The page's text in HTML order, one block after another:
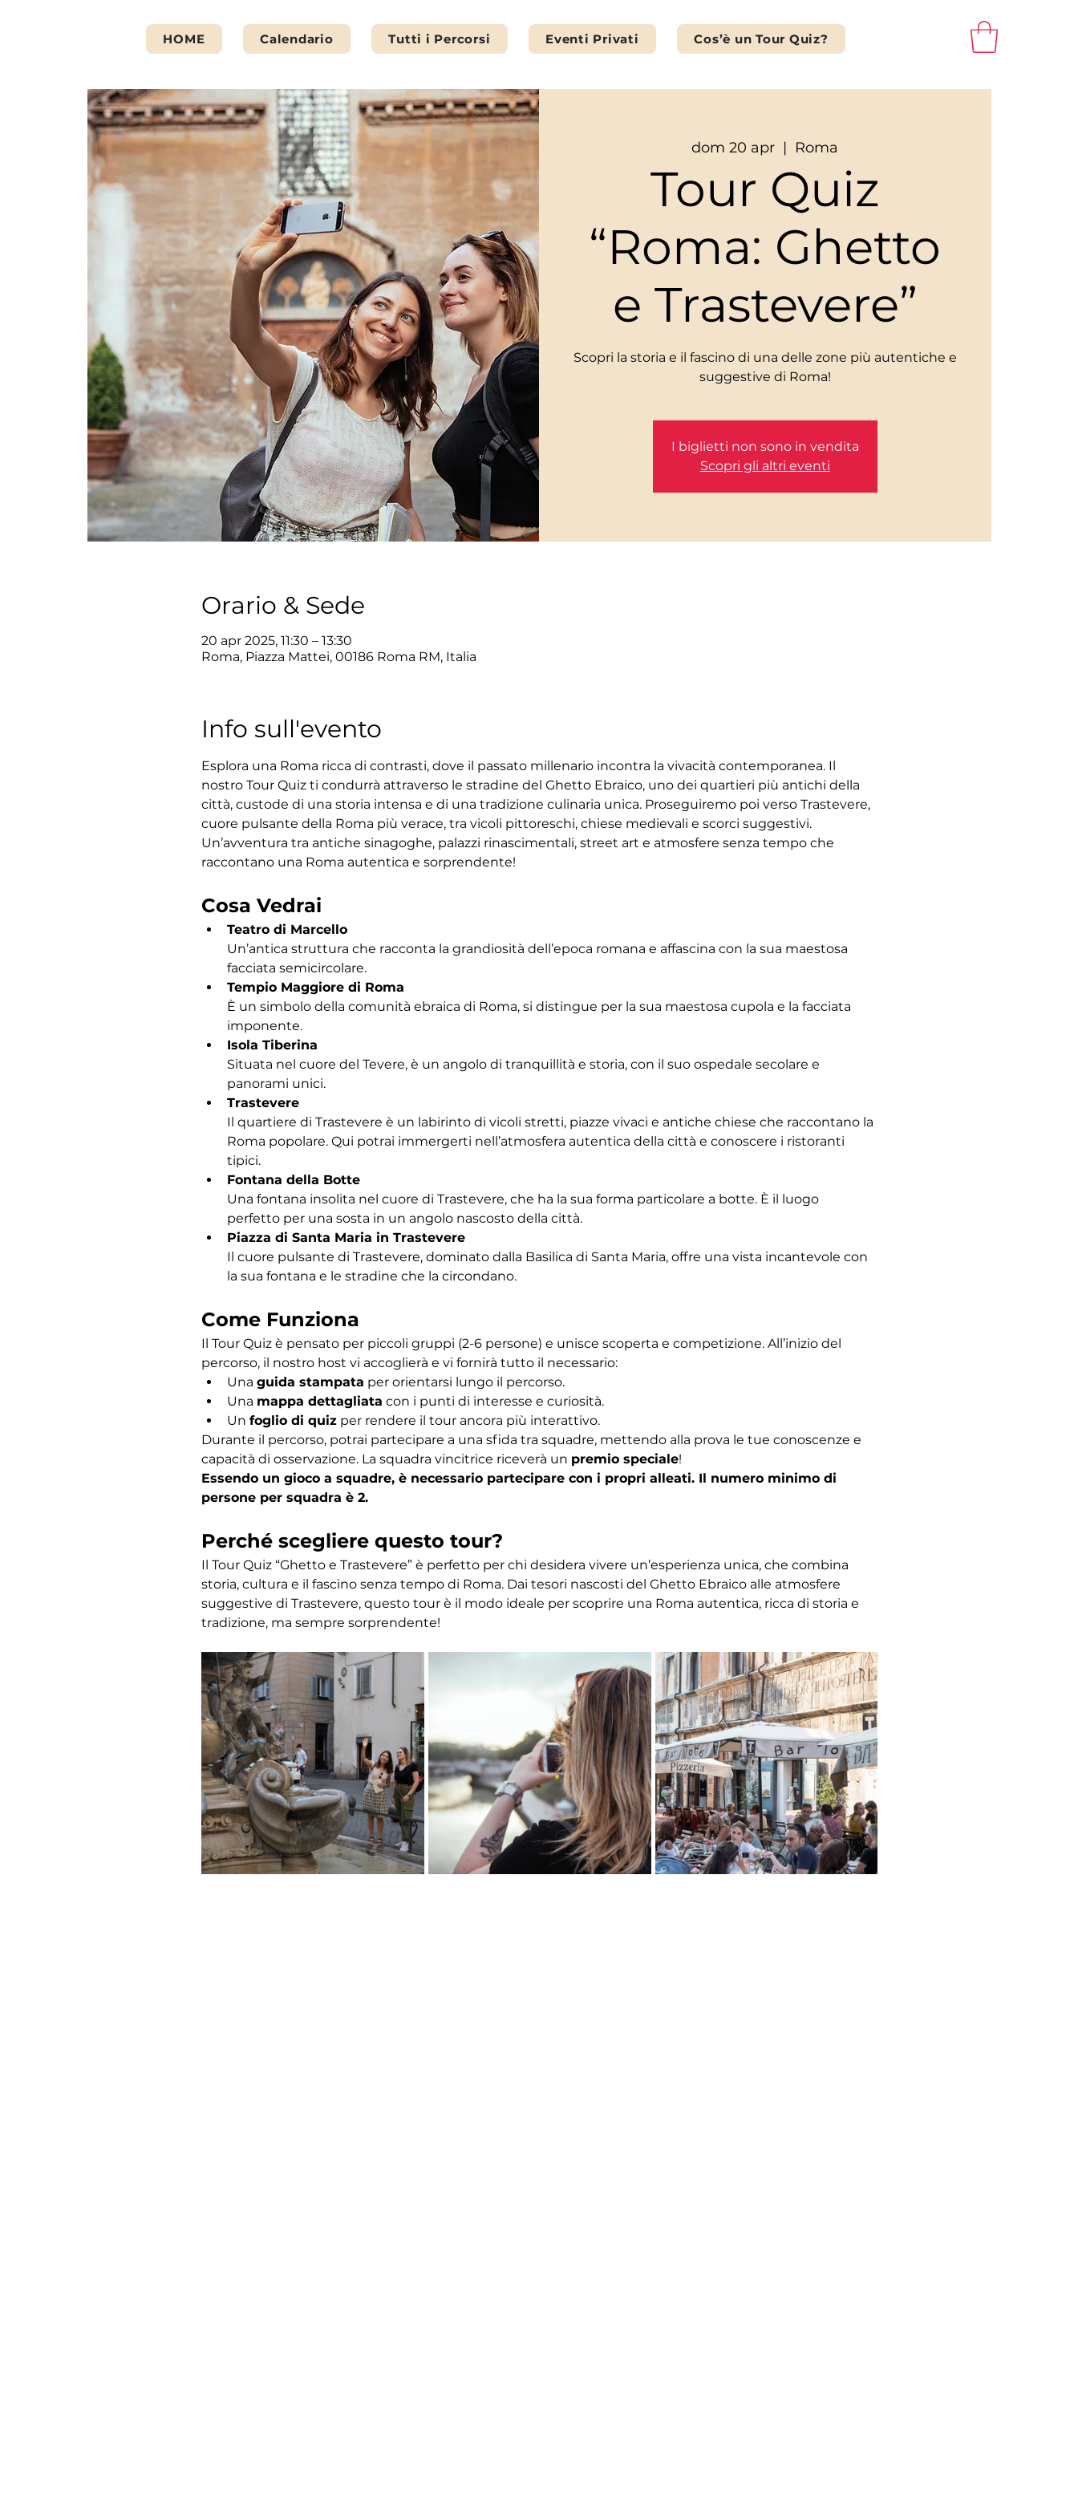
HOME Calendario Tutti i Percorsi Eventi Privati Cos’è un Tour Quiz?
dom 20 apr
  |
Roma
Tour Quiz
“Roma: Ghetto
e Trastevere”
Scopri la storia e il fascino di una delle zone più autentiche e
I biglietti non sono in vendita
Scopri gli altri eventi
Orario & Sede
20 apr 2025, 11:30 – 13:30
Roma, Piazza Mattei, 00186 Roma RM, Italia
Info sull'evento
Esplora una Roma ricca di contrasti, dove il passato millenario incontra la vivacità contemporanea. Il
nostro Tour Quiz ti condurrà attraverso le stradine del Ghetto Ebraico, uno dei quartieri più antichi della
città, custode di una storia intensa e di una tradizione culinaria unica. Proseguiremo poi verso Trastevere,
cuore pulsante della Roma più verace, tra vicoli pittoreschi, chiese medievali e scorci suggestivi.
Un’avventura tra antiche sinagoghe, palazzi rinascimentali, street art e atmosfere senza tempo che
raccontano una Roma autentica e sorprendente!
Cosa Vedrai
Teatro di Marcello
Un’antica struttura che racconta la grandiosità dell’epoca romana e affascina con la sua maestosa
facciata semicircolare.
Tempio Maggiore di Roma
È un simbolo della comunità ebraica di Roma, si distingue per la sua maestosa cupola e la facciata
imponente.
Isola Tiberina
Situata nel cuore del Tevere, è un angolo di tranquillità e storia, con il suo ospedale secolare e
panorami unici.
Trastevere
Il quartiere di Trastevere è un labirinto di vicoli stretti, piazze vivaci e antiche chiese che raccontano la
Roma popolare. Qui potrai immergerti nell’atmosfera autentica della città e conoscere i ristoranti
tipici.
Fontana della Botte
Una fontana insolita nel cuore di Trastevere, che ha la sua forma particolare a botte. È il luogo
perfetto per una sosta in un angolo nascosto della città.
Piazza di Santa Maria in Trastevere
Il cuore pulsante di Trastevere, dominato dalla Basilica di Santa Maria, offre una vista incantevole con
la sua fontana e le stradine che la circondano.
Come Funziona
Il Tour Quiz è pensato per piccoli gruppi (2-6 persone) e unisce scoperta e competizione. All’inizio del
percorso, il nostro host vi accoglierà e vi fornirà tutto il necessario:
Una guida stampata per orientarsi lungo il percorso.
Una mappa dettagliata con i punti di interesse e curiosità.
Un foglio di quiz per rendere il tour ancora più interattivo.
Durante il percorso, potrai partecipare a una sfida tra squadre, mettendo alla prova le tue conoscenze e
capacità di osservazione. La squadra vincitrice riceverà un premio speciale!
Essendo un gioco a squadre, è necessario partecipare con i propri alleati. Il numero minimo di
persone per squadra è 2.
Perché scegliere questo tour?
Il Tour Quiz “Ghetto e Trastevere” è perfetto per chi desidera vivere un’esperienza unica, che combina
storia, cultura e il fascino senza tempo di Roma. Dai tesori nascosti del Ghetto Ebraico alle atmosfere
suggestive di Trastevere, questo tour è il modo ideale per scoprire una Roma autentica, ricca di storia e
tradizione, ma sempre sorprendente!